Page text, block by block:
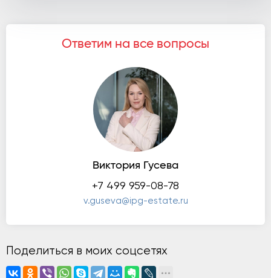
Ответим на все вопросы
Виктория Гусева
+7 499 959-08-78
v.guseva@ipg-estate.ru
Поделиться в моих соцсетях